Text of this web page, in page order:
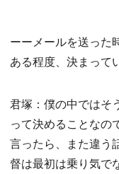
ーーメールを送った
ある程度、決まって
君塚：僕の中ではそ
って決めることなの
言ったら、また違う
督は最初は乗り気で